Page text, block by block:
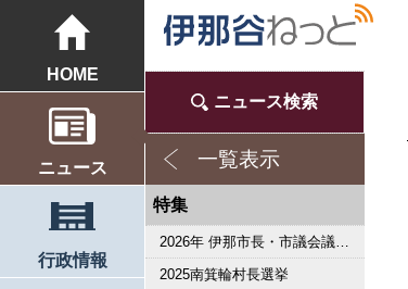
HOME
ニュース
行政情報
ニュース検索
一覧表示
特集
2026年 伊那市長・市議会議員選挙
2025南箕輪村長選挙